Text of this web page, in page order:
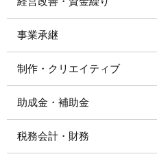
事業承継
制作・クリエイティブ
助成金・補助金
税務会計・財務